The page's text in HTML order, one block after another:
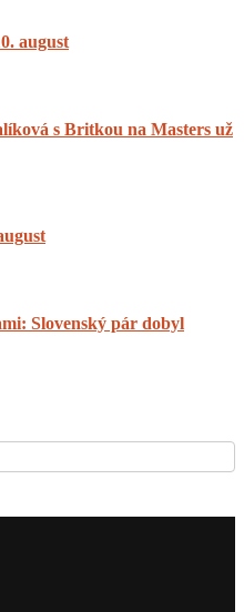
august
s Britkou na Masters už
Slovenský pár dobyl